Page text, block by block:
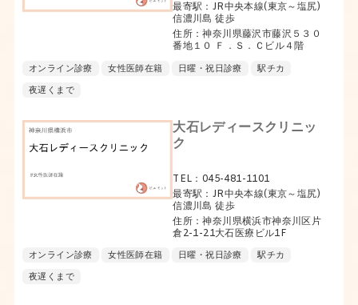
最寄駅：JR中央本線(東京～塩尻)
信濃川島 徒歩
住所：神奈川県藤沢市藤沢５３０
番地１０ Ｆ．Ｓ．Ｃビル４階
オンライン診療 女性医師在籍 日曜・祝日診療
駅チカ
夜遅くまで
大石レディースクリニッ
ク
TEL：045-481-1101
最寄駅：JR中央本線(東京～塩尻)
信濃川島 徒歩
住所：神奈川県横浜市神奈川区片
倉2-1-21大石医療ビル1F
オンライン診療 女性医師在籍 日曜・祝日診療
駅チカ
夜遅くまで